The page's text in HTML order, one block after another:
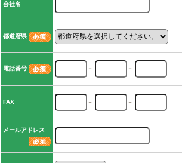
会社名
都道府県
電話番号 － －
FAX － －
メールアドレス